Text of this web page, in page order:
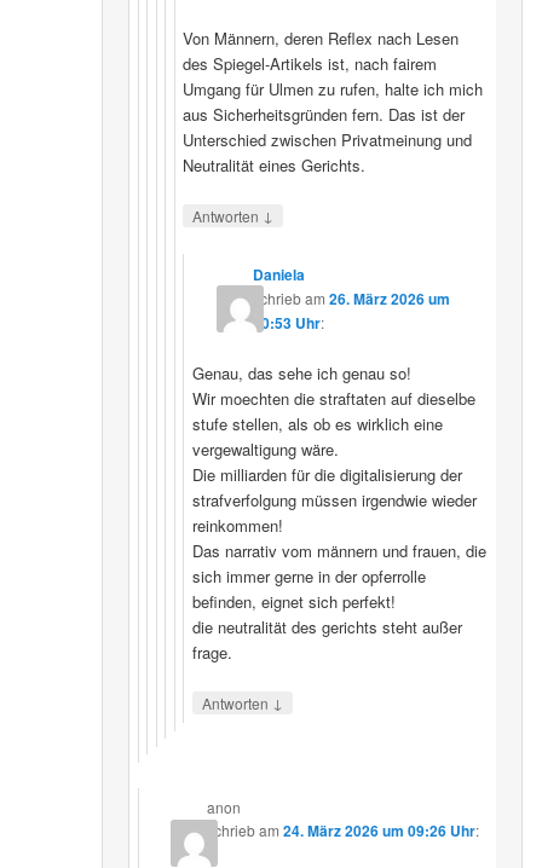
Von Männern, deren Reflex nach Lesen
des Spiegel-Artikels ist, nach fairem
Umgang für Ulmen zu rufen, halte ich mich
aus Sicherheitsgründen fern. Das ist der
Unterschied zwischen Privatmeinung und
Neutralität eines Gerichts.
Antworten ↓
Daniela
schriebam 26. März 2026 um
10:53 Uhr:
Genau, das sehe ich genau so!
Wir moechten die straftaten auf dieselbe
stufe stellen, als ob es wirklich eine
vergewaltigung wäre.
Die milliarden für die digitalisierung der
strafverfolgung müssen irgendwie wieder
reinkommen!
Das narrativ vom männern und frauen, die
sich immer gerne in der opferrolle
befinden, eignet sich perfekt!
die neutralität des gerichts steht außer
frage.
Antworten ↓
anon
schriebam24. März 2026 um 09:26 Uhr: